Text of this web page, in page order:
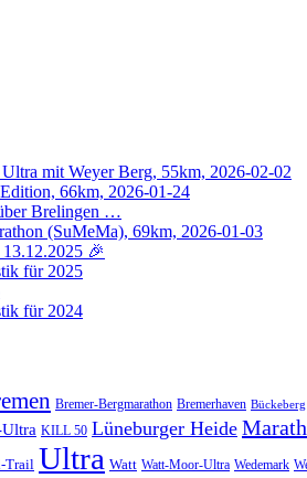
mit Weyer Berg, 55km, 2026-02-02
66km, 2026-01-24
Brelingen …
(SuMeMa), 69km, 2026-01-03
🎉
für 2025
für 2024
Bremer-Bergmarathon Bremerhaven Bückeberg
KILL 50 Lüneburger Heide
Trail Ultra Watt Watt-Moor-Ultra Wedemark